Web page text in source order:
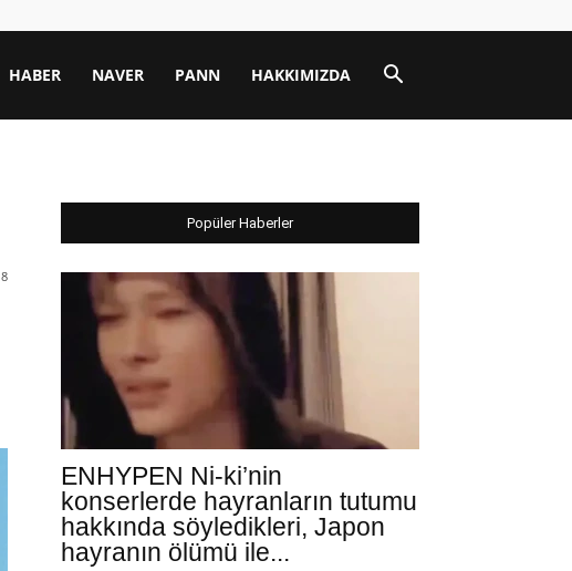
HABER NAVER PANN HAKKIMIZDA
8
Popüler Haberler
ENHYPEN Ni-ki’nin
konserlerde hayranların tutumu
hakkında söyledikleri, Japon
hayranın ölümü ile...